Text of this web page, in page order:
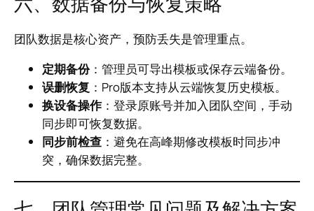
团队数据是核心资产，预防丢失是管理重点。
定期备份：管理员可导出模板或保存云端备份。
误删恢复 ：Pro版本支持从云端恢复历史模板。
换设备操作：登录原账号并加入团队空间，手动
同步即可恢复数据。
同步前检查 ：避免在高峰期修改模板时同步冲
突，确保数据完整。